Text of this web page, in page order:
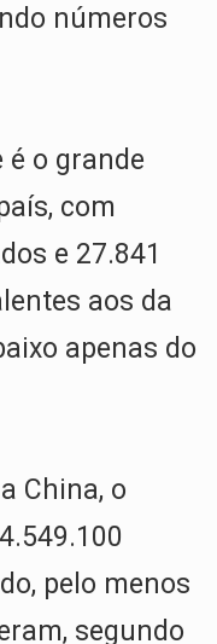
números
é o grande
com
e 27.841
aos da
apenas do
China, o
pelo menos
segundo